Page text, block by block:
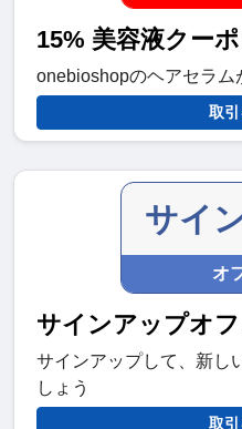
15% 美容液クー
onebioshopのヘアセラム
取
サイ
オ
サインアップオ
サインアップして、新し
しょう
取